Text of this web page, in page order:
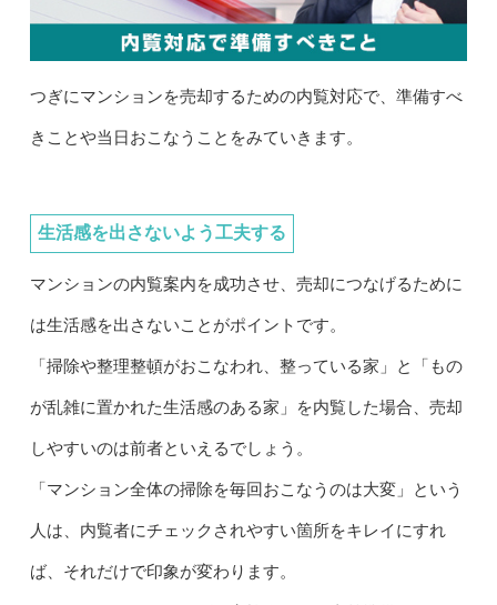
つぎにマンションを売却するための内覧対応で、準備すべ
きことや当日おこなうことをみていきます。
生活感を出さないよう工夫する
マンションの内覧案内を成功させ、売却につなげるために
は生活感を出さないことがポイントです。
「掃除や整理整頓がおこなわれ、整っている家」と「もの
が乱雑に置かれた生活感のある家」を内覧した場合、売却
しやすいのは前者といえるでしょう。
「マンション全体の掃除を毎回おこなうのは大変」という
人は、内覧者にチェックされやすい箇所をキレイにすれ
ば、それだけで印象が変わります。